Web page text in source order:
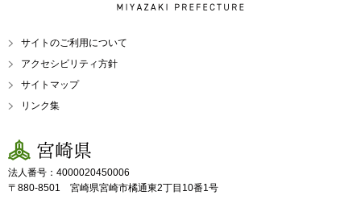
MIYAZAKI PREFECTURE
サイトのご利用について
アクセシビリティ方針
サイトマップ
リンク集
宮崎県
法人番号：4000020450006
〒880-8501 宮崎県宮崎市橘通東2丁目10番1号